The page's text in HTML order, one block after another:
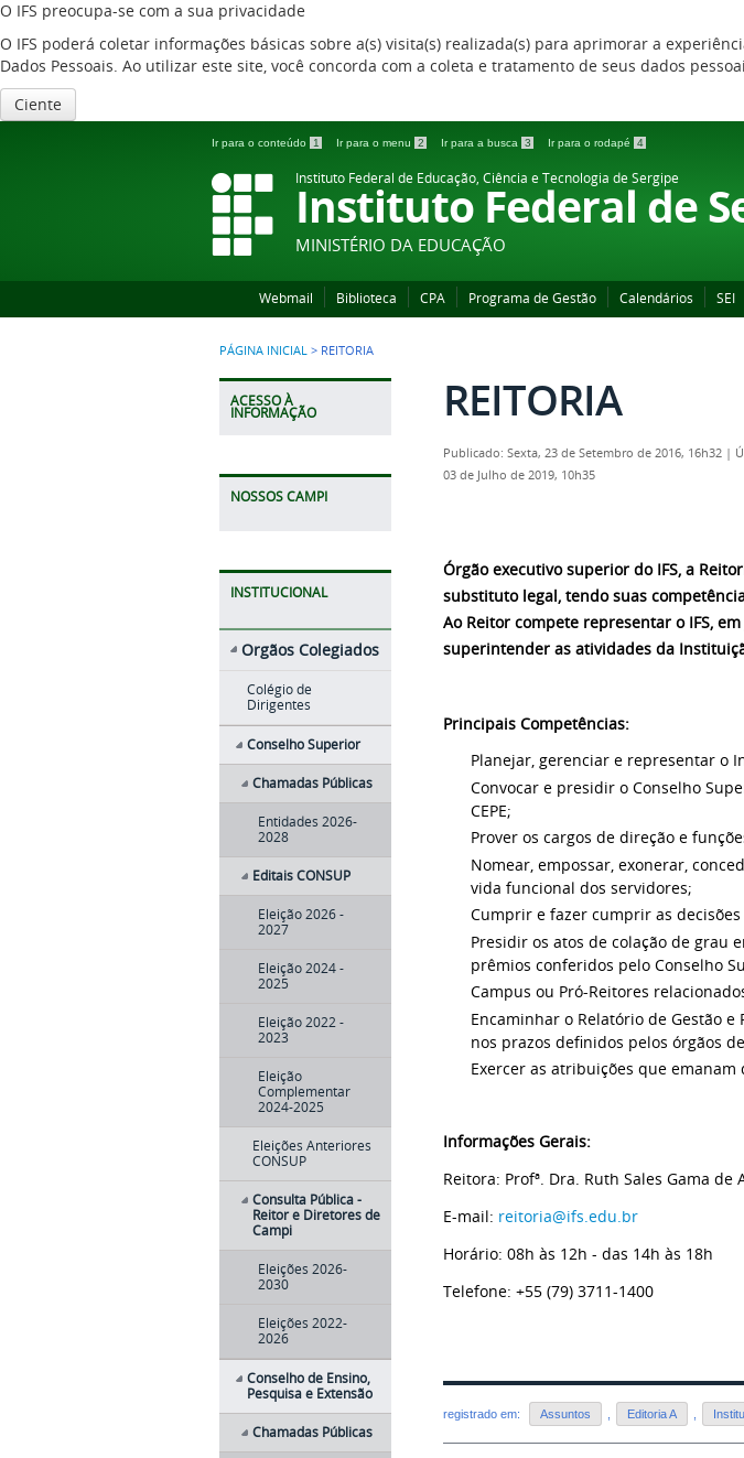
O IFS preocupa-se com a sua privacidade
O IFS poderá coletar informações básicas sobre a(s) visita(s) realizada(s) para aprimorar a
Dados Pessoais. Ao utilizar este site, você concorda com a coleta e tratamento de seus dados
Ciente
Ir para o conteúdo 1 Ir para o menu 2 Ir para a busca 3 Ir para o rodapé 4
Instituto Federal de Educação, Ciência e Tecnologia de Sergipe
Instituto Federal de
MINISTÉRIO DA EDUCAÇÃO
Webmail Biblioteca CPA Programa de Gestão Calendários SEI
PÁGINA INICIAL > REITORIA
ACESSO À
INFORMAÇÃO
NOSSOS CAMPI
INSTITUCIONAL
Orgãos Colegiados
Colégio de
Dirigentes
Conselho Superior
Chamadas Públicas
Entidades 2026-
2028
Editais CONSUP
Eleição 2026 -
2027
Eleição 2024 -
2025
Eleição 2022 -
2023
Eleição
Complementar
2024-2025
Eleições Anteriores
CONSUP
Consulta Pública -
Reitor e Diretores de
Campi
Eleições 2026-
2030
Eleições 2022-
2026
Conselho de Ensino,
Pesquisa e Extensão
Chamadas Públicas
REITORIA
Publicado: Sexta, 23 de Setembro de 2016, 16h32 |
03 de Julho de 2019, 10h35
Órgão executivo superior do IFS, a
substituto legal, tendo suas
Ao Reitor compete representar o IFS,
superintender as atividades da
Principais Competências:
Planejar, gerenciar e representar o
Convocar e presidir o Conselho
CEPE;
Prover os cargos de direção e
Nomear, empossar, exonerar,
vida funcional dos servidores;
Cumprir e fazer cumprir as
Presidir os atos de colação de grau
prêmios conferidos pelo Conselho
Campus ou Pró-Reitores
Encaminhar o Relatório de Gestão
nos prazos definidos pelos órgãos
Exercer as atribuições que
Informações Gerais:
Reitora: Profª. Dra. Ruth Sales Gama de
E-mail: reitoria@ifs.edu.br
Horário: 08h às 12h - das 14h às 18h
Telefone: +55 (79) 3711-1400
registrado em: Assuntos Editoria A